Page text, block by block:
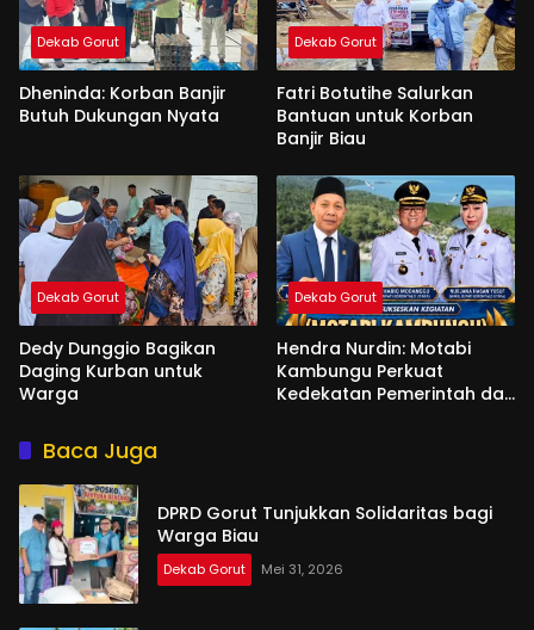
Dekab Gorut
Dheninda: Korban Banjir
Butuh Dukungan Nyata
Dekab Gorut
Fatri Botutihe Salurkan
Bantuan untuk Korban
Banjir Biau
Dekab Gorut
Dedy Dunggio Bagikan
Daging Kurban untuk
Warga
Dekab Gorut
Hendra Nurdin: Motabi
Kambungu Perkuat
Kedekatan Pemerintah dan
Baca Juga
DPRD Gorut Tunjukkan Solidaritas bagi
Warga Biau
Dekab Gorut Mei 31, 2026